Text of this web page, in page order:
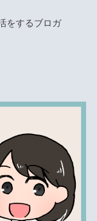
をするブロガ